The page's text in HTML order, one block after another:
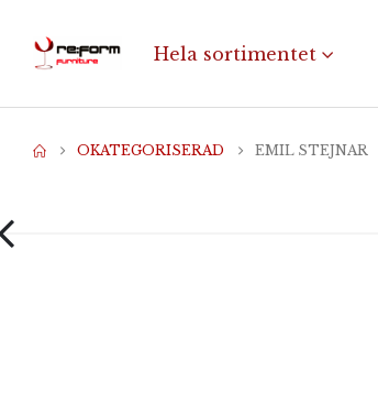
Hela sortimentet
OKATEGORISERAD EMIL STEJNAR